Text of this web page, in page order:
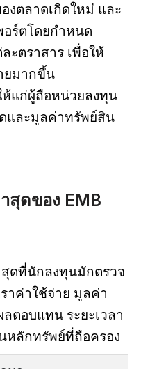
งตลาดเกิดใหม่ และ
อร์ตโดยกำหนด
ะตราสาร เพื่อให้
ยมากขึ้น
ห้แก่ผู้ถือหน่วยลงทุน
และมูลค่าทรัพย์สิน
ดของ EMB
ดที่นักลงทุนมักตรวจ
าค่าใช้จ่าย มูลค่า
ตอบแทน ระยะเวลา
หลักทรัพย์ที่ถือครอง